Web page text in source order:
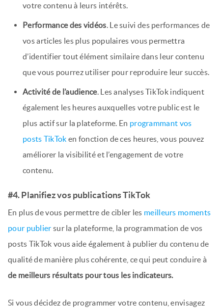
votre contenu à leurs intérêts.
Performance des vidéos. Le suivi des performances de
vos articles les plus populaires vous permettra
d’identifier tout élément similaire dans leur contenu
que vous pourrez utiliser pour reproduire leur succès.
Activité de l’audience. Les analyses TikTok indiquent
également les heures auxquelles votre public est le
plus actif sur la plateforme. En programmant vos
posts TikTok en fonction de ces heures, vous pouvez
améliorer la visibilité et l’engagement de votre
contenu.
#4. Planifiez vos publications TikTok
En plus de vous permettre de cibler les meilleurs moments
pour publier sur la plateforme, la programmation de vos
posts TikTok vous aide également à publier du contenu de
qualité de manière plus cohérente, ce qui peut conduire à
de meilleurs résultats pour tous les indicateurs.
Si vous décidez de programmer votre contenu, envisagez